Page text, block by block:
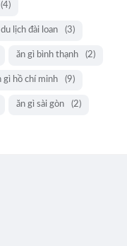
(4)
du lịch đài loan (3)
ăn gì bình thạnh (2)
gì hồ chí minh (9)
ăn gì sài gòn (2)